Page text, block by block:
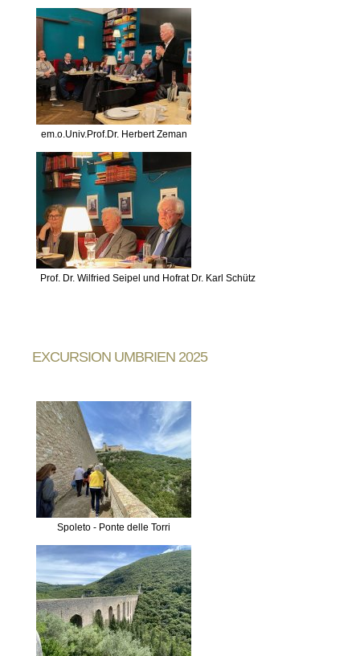
em.o.Univ.Prof.Dr. Herbert Zeman
Prof. Dr. Wilfried Seipel und Hofrat Dr. Karl Schütz
EXCURSION UMBRIEN 2025
Spoleto - Ponte delle Torri